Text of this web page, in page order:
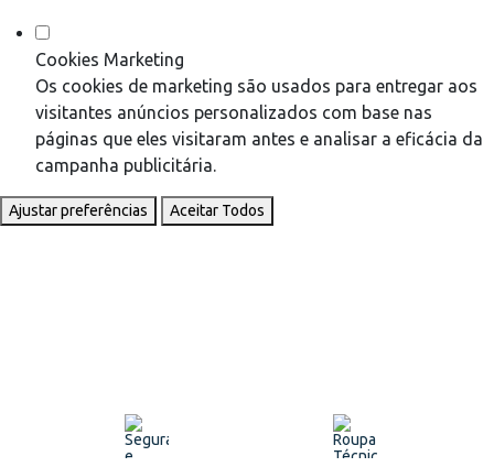
Cookies Marketing
Os cookies de marketing são usados para entregar aos
visitantes anúncios personalizados com base nas
páginas que eles visitaram antes e analisar a eficácia da
campanha publicitária.
Ajustar preferências Aceitar Todos